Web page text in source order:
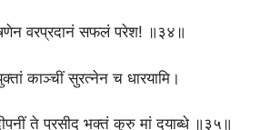
वरप्रदानं सफलं परेश! ॥३४॥
काञ्चीं सुरत्नेन च धारयामि।
ते प्रसीद भक्तं कुरु मां दयाब्धे ॥३५॥